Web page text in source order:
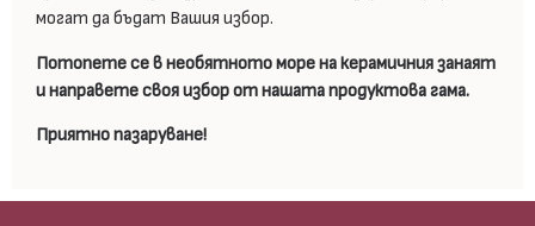
могат да бъдат Вашия избор.
Потопете се в необятното море на керамичния занаят
и направете своя избор от нашата продуктова гама.
Приятно пазаруване!